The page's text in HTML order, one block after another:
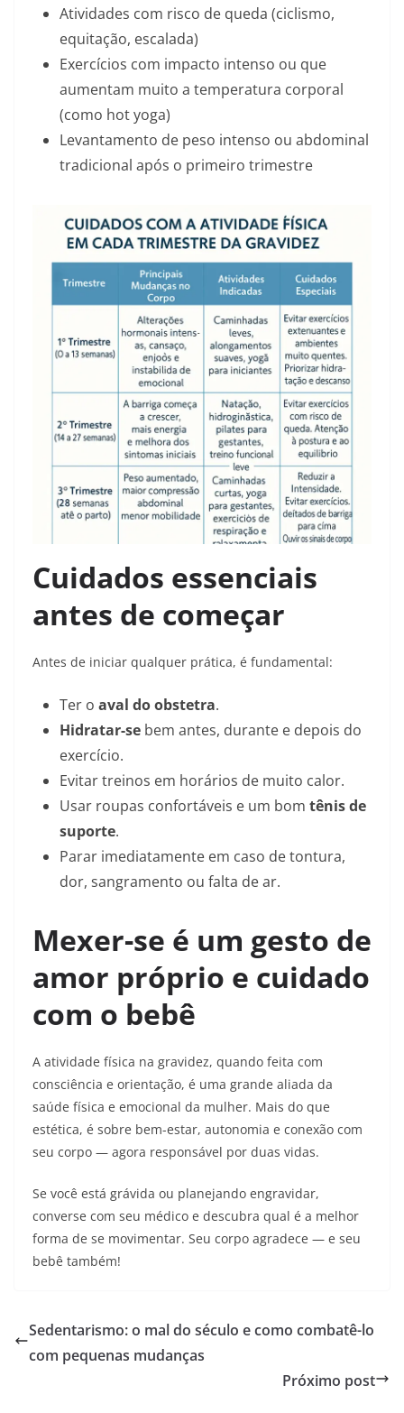
Atividades com risco de queda (ciclismo,
equitação, escalada)
Exercícios com impacto intenso ou que
aumentam muito a temperatura corporal
(como hot yoga)
Levantamento de peso intenso ou abdominal
tradicional após o primeiro trimestre
Cuidados essenciais
antes de começar
Antes de iniciar qualquer prática, é fundamental:
Ter o aval do obstetra.
Hidratar-se bem antes, durante e depois do
exercício.
Evitar treinos em horários de muito calor.
Usar roupas confortáveis e um bom tênis de
suporte.
Parar imediatamente em caso de tontura,
dor, sangramento ou falta de ar.
Mexer-se é um gesto de
amor próprio e cuidado
com o bebê
A atividade física na gravidez, quando feita com
consciência e orientação, é uma grande aliada da
saúde física e emocional da mulher. Mais do que
estética, é sobre bem-estar, autonomia e conexão com
seu corpo — agora responsável por duas vidas.
Se você está grávida ou planejando engravidar,
converse com seu médico e descubra qual é a melhor
forma de se movimentar. Seu corpo agradece — e seu
bebê também!
Sedentarismo: o mal do século e como combatê-lo
com pequenas mudanças
Próximo post